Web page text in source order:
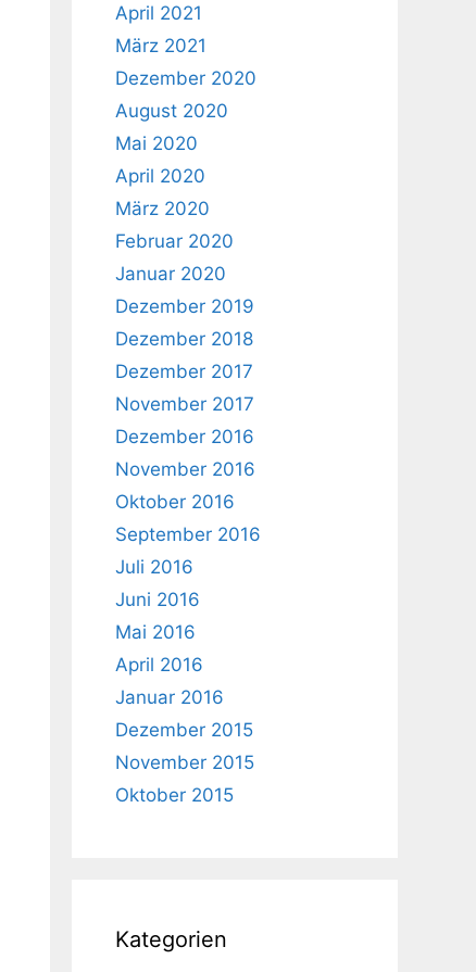
April 2021
März 2021
Dezember 2020
August 2020
Mai 2020
April 2020
März 2020
Februar 2020
Januar 2020
Dezember 2019
Dezember 2018
Dezember 2017
November 2017
Dezember 2016
November 2016
Oktober 2016
September 2016
Juli 2016
Juni 2016
Mai 2016
April 2016
Januar 2016
Dezember 2015
November 2015
Oktober 2015
Kategorien